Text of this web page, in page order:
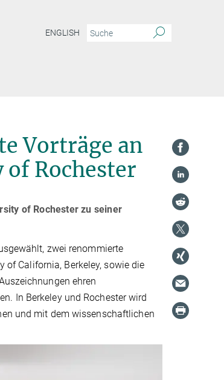
ENGLISH
Vorträge an
of Rochester
of Rochester zu seiner
zwei renommierte
of California, Berkeley, sowie die
ehren
In Berkeley und Rochester wird
und mit dem wissenschaftlichen